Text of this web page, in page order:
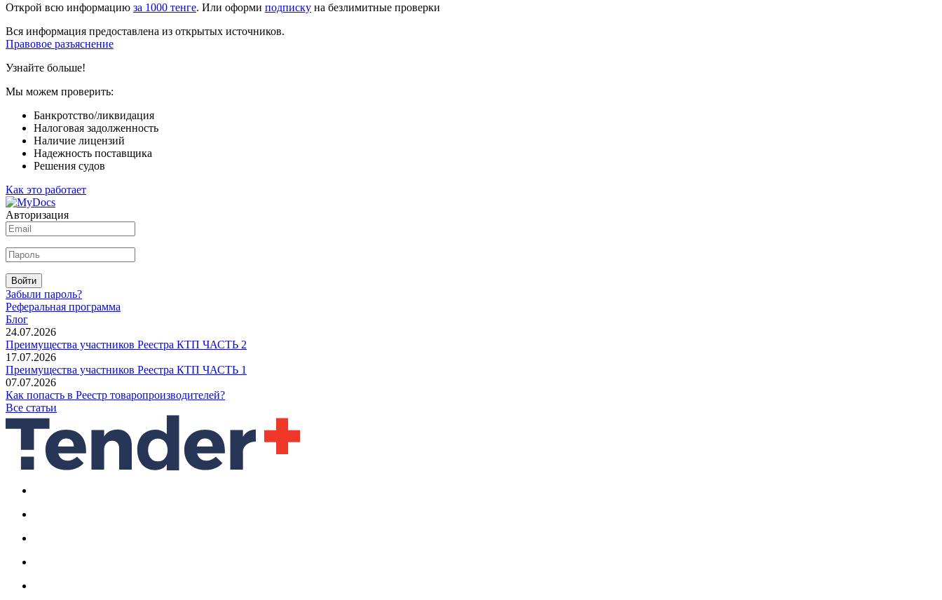
Открой всю информацию за 1000 тенге. Или оформи подписку на безлимитные проверки
Вся информация предоставлена из открытых источников.
Правовое разъяснение
Узнайте больше!
Мы можем проверить:
Банкротство/ликвидация
Налоговая задолженность
Наличие лицензий
Надежность поставщика
Решения судов
Как это работает
Авторизация
Войти
Забыли пароль?
Реферальная программа
Блог
24.07.2026
Преимущества участников Реестра КТП ЧАСТЬ 2
17.07.2026
Преимущества участников Реестра КТП ЧАСТЬ 1
07.07.2026
Как попасть в Реестр товаропроизводителей?
Все статьи